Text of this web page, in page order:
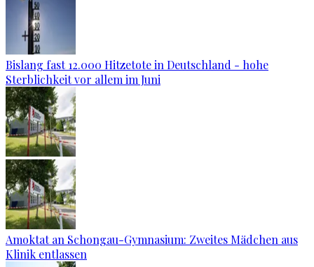
Bislang fast 12.000 Hitzetote in Deutschland - hohe
Sterblichkeit vor allem im Juni
Amoktat an Schongau-Gymnasium: Zweites Mädchen aus
Klinik entlassen